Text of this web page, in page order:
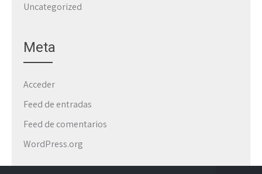
Uncategorized
Meta
Acceder
Feed de entradas
Feed de comentarios
WordPress.org